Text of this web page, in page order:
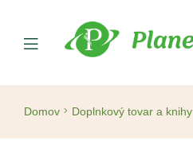
Domov Doplnkový tovar a knihy